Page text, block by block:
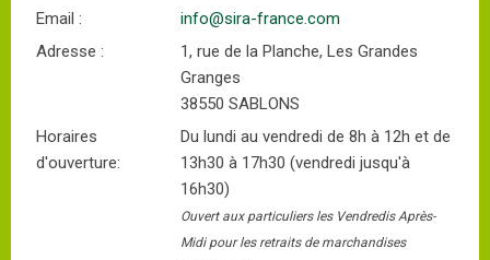
Email :
info@sira-france.com
Adresse :
1, rue de la Planche, Les Grandes
Granges
38550 SABLONS
Horaires
d'ouverture:
Du lundi au vendredi de 8h à 12h et de
13h30 à 17h30 (vendredi jusqu'à
16h30)
Ouvert aux particuliers les Vendredis Après-
Midi pour les retraits de marchandises